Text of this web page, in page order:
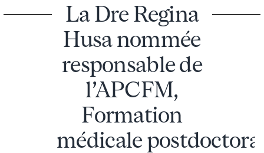
La Dre Regina
Husa nommée
responsable de
l’APCFM,
Formation
médicale